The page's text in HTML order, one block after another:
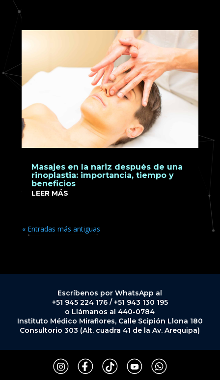
Masajes en la nariz después de una
rinoplastia: importancia, tiempo y
beneficios
LEER MÁS
« Entradas más antiguas
Escríbenos por WhatsApp al
+51 945 224 176 / +51 943 130 195
o Llámanos al 440-0784
Instituto Médico Miraflores, Calle Scipión Llona 180
Consultorio 303 (Alt. cuadra 41 de la Av. Arequipa)